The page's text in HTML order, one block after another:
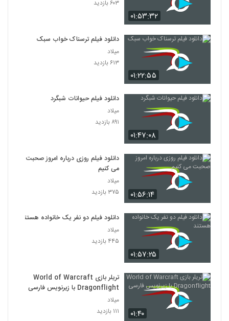
۰۱:۵۳:۳۲
۶۰۳ بازدید
۰۱:۲۲:۵۵
دانلود فیلم ترسناک خواب سبک
میلاد
۶۱۳ بازدید
۰۱:۴۷:۰۸
دانلود فیلم حیوانات شبگرد
میلاد
۸۹۱ بازدید
۰۱:۵۶:۱۴
دانلود فیلم روزی درباره امروز صحبت
می کنیم
میلاد
۳۷۵ بازدید
۰۱:۵۷:۲۵
دانلود فیلم دو نفر یک خانواده هستند
میلاد
۴۴۵ بازدید
۰۱:۴۰
تریلر بازی World of Warcraft
Dragonflight با زیرنویس فارسی
میلاد
۱۱۱ بازدید